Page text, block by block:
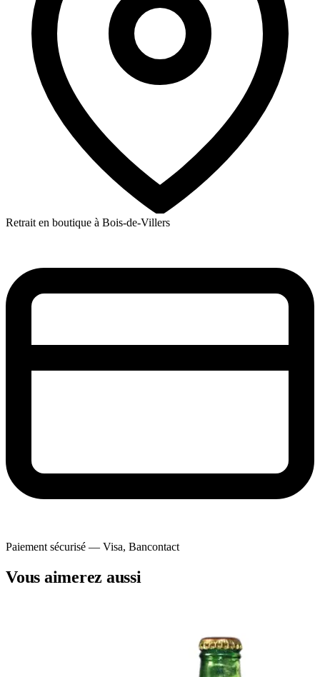
Retrait en boutique à Bois-de-Villers
Paiement sécurisé — Visa, Bancontact
Vous aimerez aussi